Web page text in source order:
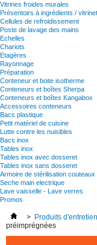
Vitrines froides murales
Présentoirs à ingrédients /
Cellules de refroidissement
Poste de lavage des mains
Echelles
Chariots
Etagères
Rayonnage
Préparation
Conteneur et boite isotherme
Conteneurs et boîtes Sherpa
Conteneurs et boîtes Kangabox
Accessoires conteneurs
Bacs plastique
Petit matériel de cuisine
Lutte contre les nuisibles
Bacs inox
Tables inox
Tables inox avec dosseret
Tables inox sans dosseret
Armoire de stérilisation couteaux
Seche main electrique
Lave vaisselle - Lave verres
Promos
> Produits d'entretien
préimprégnées